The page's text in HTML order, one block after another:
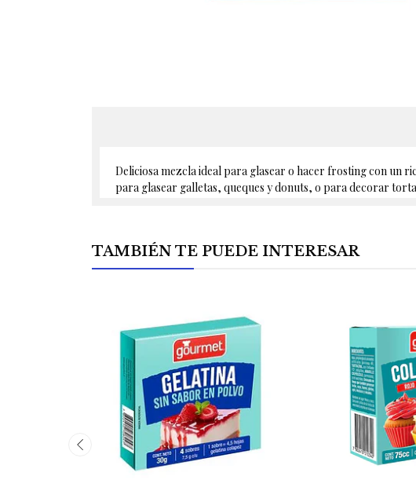
Deliciosa mezcla ideal para glasear o hacer frosting con un
para glasear galletas, queques y donuts, o para decorar
TAMBIÉN TE PUEDE INTERESAR